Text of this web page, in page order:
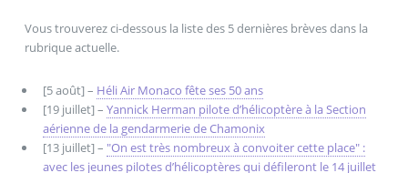
Vous trouverez ci-dessous la liste des 5 dernières brèves dans la
rubrique actuelle.
[5 août] – Héli Air Monaco fête ses 50 ans
[19 juillet] – Yannick Herman pilote d’hélicoptère à la Section
aérienne de la gendarmerie de Chamonix
[13 juillet] – "On est très nombreux à convoiter cette place" :
avec les jeunes pilotes d’hélicoptères qui défileront le 14 juillet